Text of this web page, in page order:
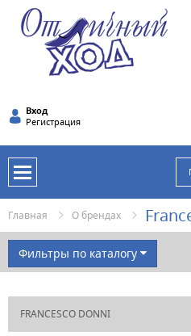
Вход
Регистрация
Главная О брендах
Фильтры по каталогу
БРЭНД
FRANCESCO DONNI